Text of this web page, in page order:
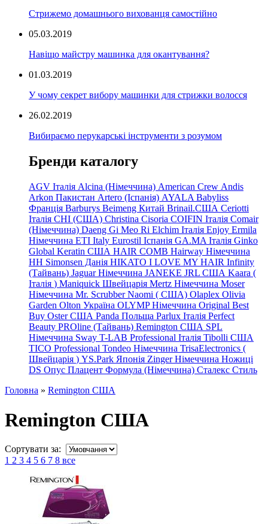
Стрижемо домашнього вихованця самостійно
05.03.2019
Навіщо майстру машинка для окантування?
01.03.2019
У чому секрет вибору машинки для стрижки волосся
26.02.2019
Вибираємо перукарські інструменти з розумом
Бренди каталогу
AGV Італія Alcina (Німеччина) American Crew Andis
Arkon Пакистан Artero (Іспанія) AYALA Babyliss
Франція Barburys Beimeng Китай Brinail.США Ceriotti
Італія CHI (США) Christina Cisoria COIFIN Італія Comair
(Німеччина) Daeng Gi Meo Ri Elchim Італія Enjoy Ermila
Німеччина ETI Italy Eurostil Іспанія GA.MA Італія Ginko
Global Keratin США HAIR COMB Hairway Німеччина
HH Simonsen Данія HIKATO I LOVE MY HAIR Infinity
(Тайвань) Jaguar Німеччина JANEKE JRL США Kaara (
Італія ) Maniquick Швейцарія Mertz Німеччина Moser
Німеччина Mr. Scrubber Naomi ( США) Olaplex Olivia
Garden Olton Україна OLYMP Німеччина Original Best
Buy Oster США Panda Польща Parlux Італія Perfect
Beauty PROline (Тайвань) Remington США SPL
Німеччина Sway T-LAB Professional Італія Tibolli США
TICO Professional Tondeo Німеччина TrisaElectronics (
Швейцарія ) YS.Park Японія Zinger Німеччина Ножиці
DS Опус Плацент Формула (Німеччина) Сталекс Стиль
Головна » Remington США
Remington США
Сортувати за:
1 2 3 4 5 6 7 8 все